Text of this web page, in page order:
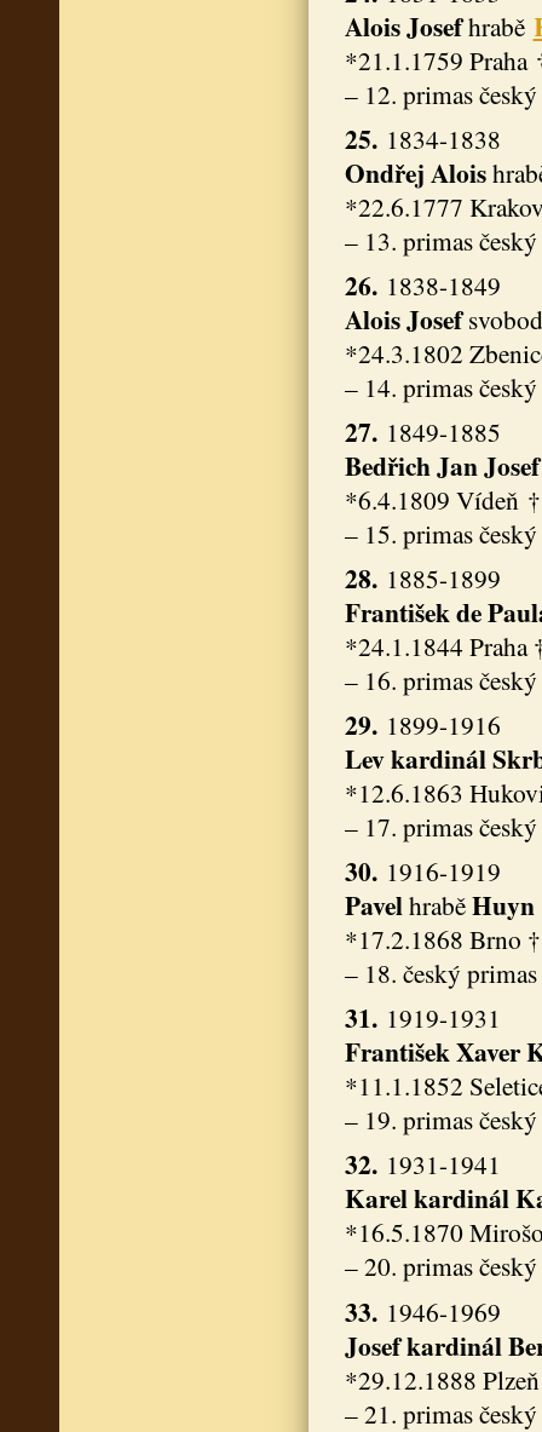
Alois Josefhrabě
*21.1.1759 Praha
– 12. primas český
25. 1834-1838
Ondřej Alois
*22.6.1777
– 13. primas český
26.1838-1849
Alois Josef
*24.3.1802
– 14. primas český
27. 1849-1885
Bedřich Jan
*6.4.1809 Vídeň
– 15. primas český
28.1885-1899
František de
*24.1.1844 Praha
– 16. primas český
29.1899-1916
Lev kardinál
*12.6.1863
– 17. primas český
30.1916-1919
PavelhraběHuyn
*17.2.1868 Brno
– 18. český primas
31.1919-1931
František Xaver
*11.1.1852
– 19. primas český
32. 1931-1941
Karel kardinál
*16.5.1870
– 20. primas český
33.1946-1969
Josef kardinál
*29.12.1888
– 21. primas český